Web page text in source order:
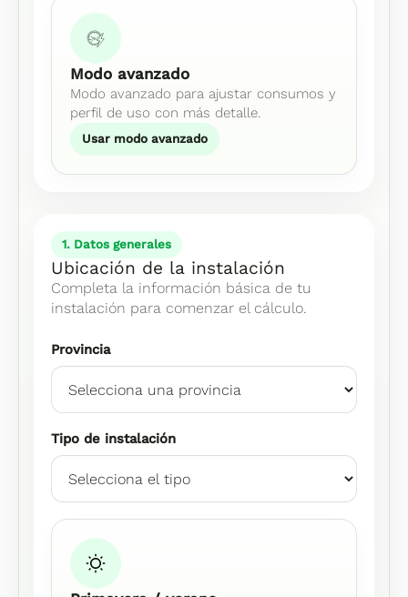
Modo avanzado
Modo avanzado para ajustar consumos y
perfil de uso con más detalle.
Usar modo avanzado
1. Datos generales
Ubicación de la instalación
Completa la información básica de tu
instalación para comenzar el cálculo.
Provincia
Tipo de instalación